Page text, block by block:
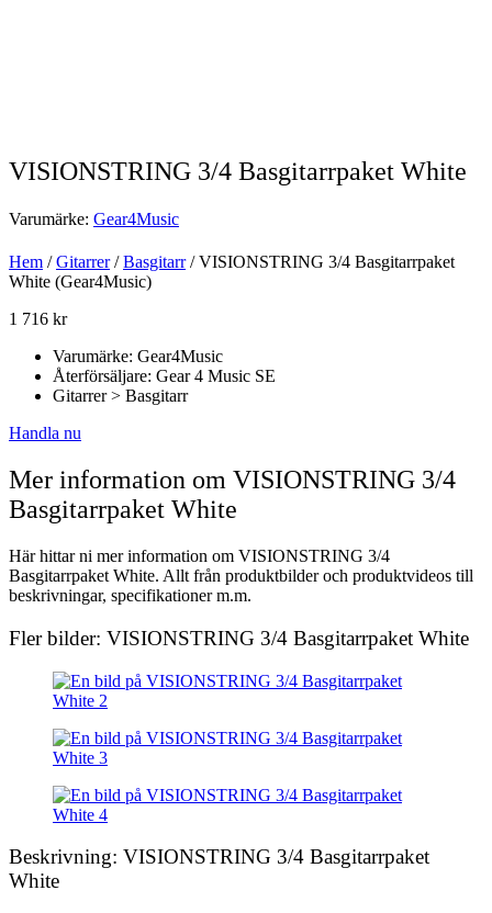
VISIONSTRING 3/4 Basgitarrpaket White
Varumärke: Gear4Music
Hem /Gitarrer/Basgitarr/ VISIONSTRING 3/4 Basgitarrpaket
White (Gear4Music)
1 716 kr
Varumärke: Gear4Music
Återförsäljare: Gear 4 Music SE
Gitarrer > Basgitarr
Handla nu
Mer information om VISIONSTRING 3/4
Basgitarrpaket White
Här hittar ni mer information om VISIONSTRING 3/4
Basgitarrpaket White. Allt från produktbilder och produktvideos till
beskrivningar, specifikationer m.m.
Fler bilder: VISIONSTRING 3/4 Basgitarrpaket White
Beskrivning: VISIONSTRING 3/4 Basgitarrpaket
White